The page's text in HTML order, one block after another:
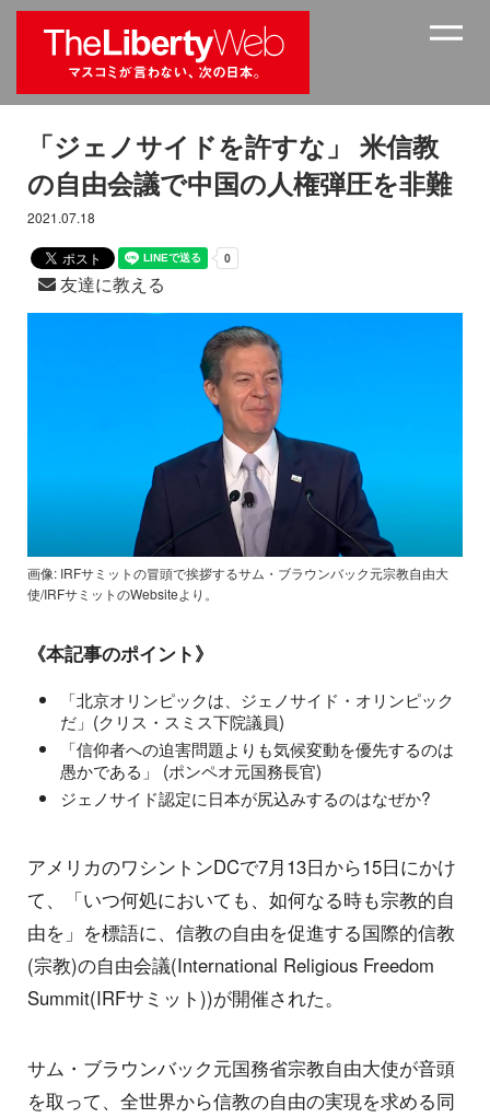
「ジェノサイドを許すな」 米信教
の自由会議で中国の人権弾圧を非難
2021.07.18
友達に教える
画像: IRFサミットの冒頭で挨拶するサム・ブラウンバック元宗教自由大
使/IRFサミットのWebsiteより。
《本記事のポイント》
「北京オリンピックは、ジェノサイド・オリンピック
だ」(クリス・スミス下院議員)
「信仰者への迫害問題よりも気候変動を優先するのは
愚かである」 (ポンペオ元国務長官)
ジェノサイド認定に日本が尻込みするのはなぜか?
アメリカのワシントンDCで7月13日から15日にかけ
て、「いつ何処においても、如何なる時も宗教的自
由を」を標語に、信教の自由を促進する国際的信教
(宗教)の自由会議(International Religious Freedom
Summit(IRFサミット))が開催された。
サム・ブラウンバック元国務省宗教自由大使が音頭
を取って、全世界から信教の自由の実現を求める同